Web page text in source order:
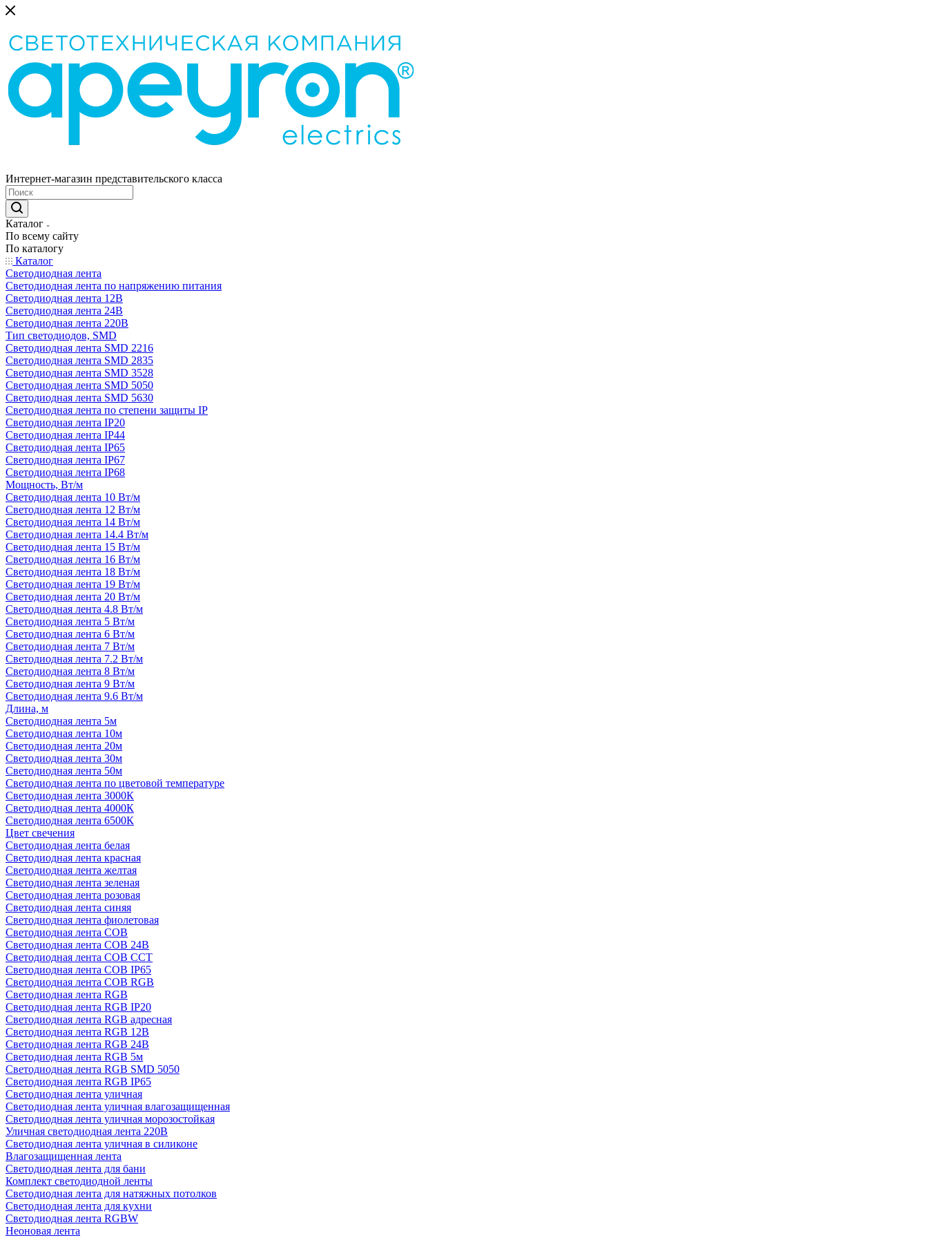
Интернет-магазин представительского класса
Каталог
По всему сайту
По каталогу
Каталог
Светодиодная лента
Светодиодная лента по напряжению питания
Светодиодная лента 12В
Светодиодная лента 24В
Светодиодная лента 220В
Тип светодиодов, SMD
Cветодиодная лента SMD 2216
Светодиодная лента SMD 2835
Светодиодная лента SMD 3528
Светодиодная лента SMD 5050
Светодиодная лента SMD 5630
Светодиодная лента по степени защиты IP
Светодиодная лента IP20
Светодиодная лента IP44
Светодиодная лента IP65
Светодиодная лента IP67
Светодиодная лента IP68
Мощность, Вт/м
Светодиодная лента 10 Вт/м
Светодиодная лента 12 Вт/м
Светодиодная лента 14 Вт/м
Светодиодная лента 14.4 Вт/м
Светодиодная лента 15 Вт/м
Светодиодная лента 16 Вт/м
Светодиодная лента 18 Вт/м
Светодиодная лента 19 Вт/м
Светодиодная лента 20 Вт/м
Светодиодная лента 4.8 Вт/м
Светодиодная лента 5 Вт/м
Светодиодная лента 6 Вт/м
Светодиодная лента 7 Вт/м
Светодиодная лента 7.2 Вт/м
Светодиодная лента 8 Вт/м
Светодиодная лента 9 Вт/м
Светодиодная лента 9.6 Вт/м
Длина, м
Светодиодная лента 5м
Светодиодная лента 10м
Светодиодная лента 20м
Светодиодная лента 30м
Светодиодная лента 50м
Светодиодная лента по цветовой температуре
Светодиодная лента 3000К
Светодиодная лента 4000К
Светодиодная лента 6500К
Цвет свечения
Светодиодная лента белая
Светодиодная лента красная
Светодиодная лента желтая
Светодиодная лента зеленая
Светодиодная лента розовая
Светодиодная лента синяя
Светодиодная лента фиолетовая
Светодиодная лента COB
Светодиодная лента COB 24В
Светодиодная лента COB CCT
Светодиодная лента COB IP65
Светодиодная лента COB RGB
Светодиодная лента RGB
Светодиодная лента RGB IP20
Светодиодная лента RGB адресная
Светодиодная лента RGB 12В
Светодиодная лента RGB 24В
Светодиодная лента RGB 5м
Светодиодная лента RGB SMD 5050
Светодиодная лента RGB IP65
Светодиодная лента уличная
Светодиодная лента уличная влагозащищенная
Светодиодная лента уличная морозостойкая
Уличная светодиодная лента 220В
Светодиодная лента уличная в силиконе
Влагозащищенная лента
Светодиодная лента для бани
Комплект светодиодной ленты
Светодиодная лента для натяжных потолков
Светодиодная лента для кухни
Светодиодная лента RGBW
Неоновая лента